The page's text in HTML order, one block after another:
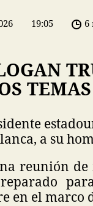
19:05 6
a su
reunión de
en el marco